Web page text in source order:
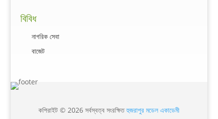
বিবিধ
নাগরিক সেবা
বাজেট
কপিরাইট © 2026 সর্বস্বত্ব সংরক্ষিতহুজরাপুর মডেল একাডেমী